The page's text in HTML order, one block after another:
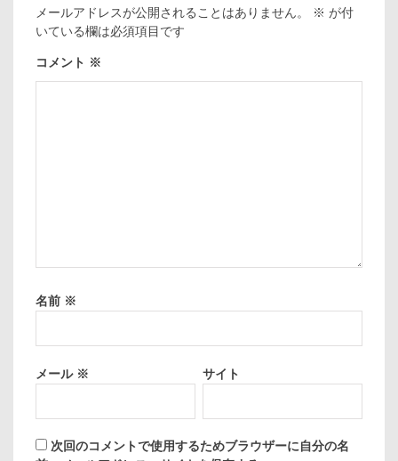
メールアドレスが公開されることはありません。 ※ が付
いている欄は必須項目です
コメント ※
名前 ※
メール ※ サイト
次回のコメントで使用するためブラウザーに自分の名